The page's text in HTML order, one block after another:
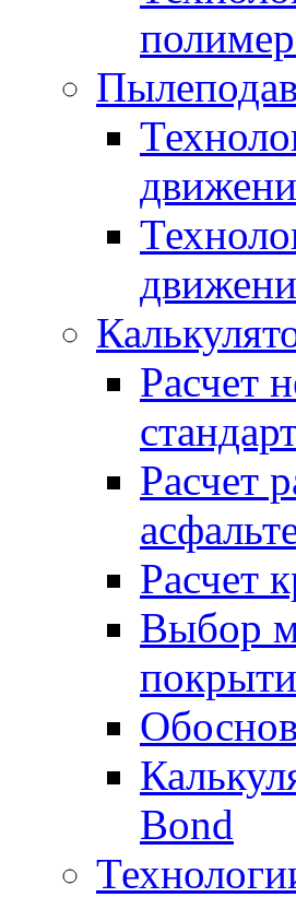
Расчет
Расчет
Расчет
Выбор
Bond